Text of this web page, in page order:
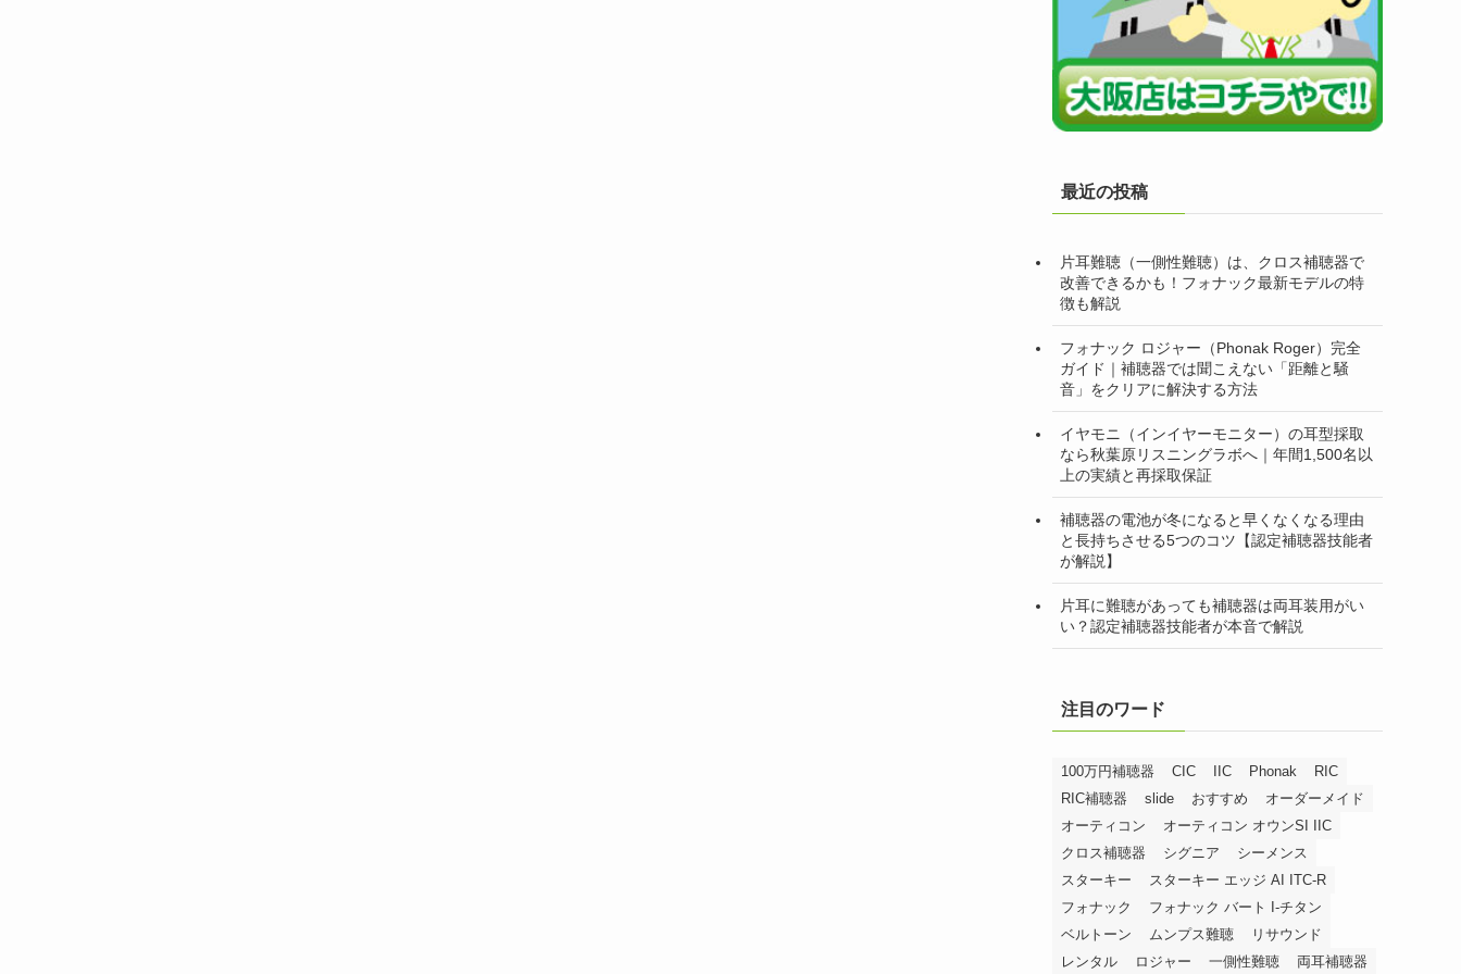
最近の投稿
片耳難聴（一側性難聴）は、クロス補聴器で
改善できるかも！フォナック最新モデルの特
徴も解説
フォナック ロジャー（Phonak Roger）完全
ガイド｜補聴器では聞こえない「距離と騒
音」をクリアに解決する方法
イヤモニ（インイヤーモニター）の耳型採取
なら秋葉原リスニングラボへ｜年間1,500名以
上の実績と再採取保証
補聴器の電池が冬になると早くなくなる理由
と長持ちさせる5つのコツ【認定補聴器技能者
が解説】
片耳に難聴があっても補聴器は両耳装用がい
い？認定補聴器技能者が本音で解説
注目のワード
100万円補聴器 CIC IIC Phonak
RIC
RIC補聴器
slide おすすめ
オーダーメイド
オーティコン
オーティコン オウンSI IIC
クロス補聴器
シグニア
シーメンス
スターキー
スターキー エッジ AI ITC-R
フォナック
フォナック バート I-チタン
ベルトーン
ムンプス難聴
リサウンド
レンタル
ロジャー 一側性難聴 両耳補聴器